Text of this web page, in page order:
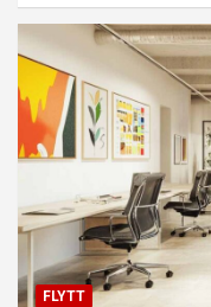
FLYTT